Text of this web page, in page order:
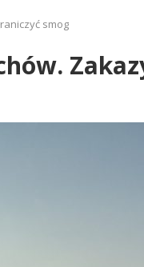
smog